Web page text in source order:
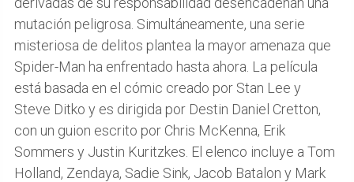
mutación peligrosa. Simultáneamente, una serie
misteriosa de delitos plantea la mayor amenaza que
Spider-Man ha enfrentado hasta ahora. La película
está basada en el cómic creado por Stan Lee y
Steve Ditko y es dirigida por Destin Daniel Cretton,
con un guion escrito por Chris McKenna, Erik
Sommers y Justin Kuritzkes. El elenco incluye a Tom
Holland, Zendaya, Sadie Sink, Jacob Batalon y Mark